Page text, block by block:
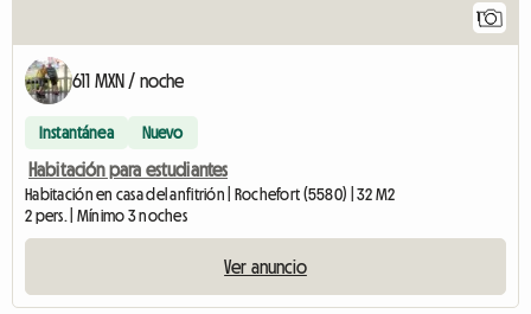
1
611 MXN / noche
Instantánea Nuevo
Habitación para estudiantes
Habitación en casa del anfitrión | Rochefort (5580) | 32 M2
2 pers. | Mínimo 3 noches
Ver anuncio